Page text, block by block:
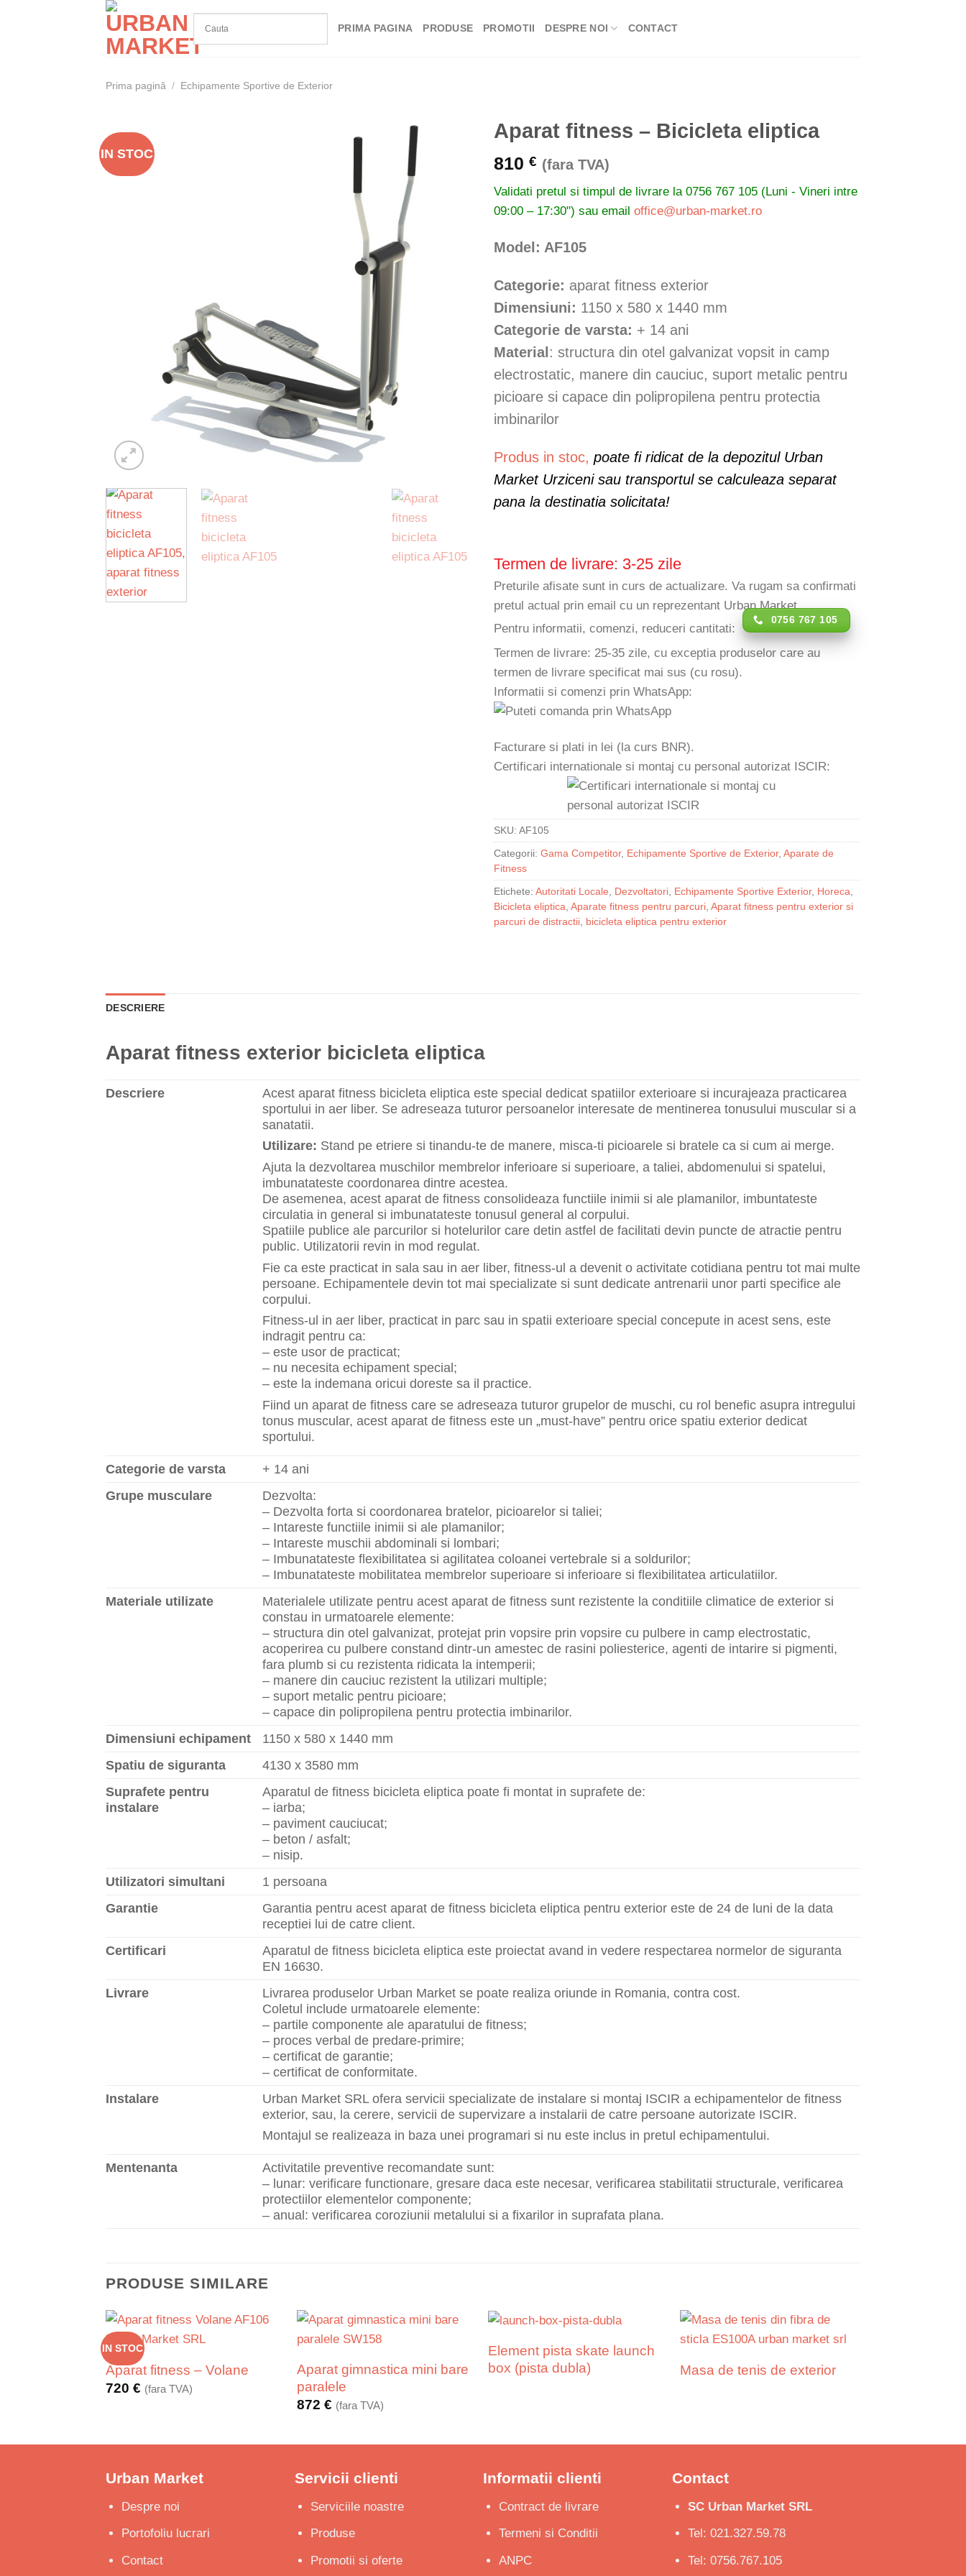
PRIMA PAGINA PRODUSE PROMOTII DESPRE NOI CONTACT
Prima pagină / Echipamente Sportive de Exterior
IN STOC
Aparat fitness – Bicicleta eliptica
810 € (fara TVA)
Validati pretul si timpul de livrare la 0756 767 105 (Luni - Vineri intre
09:00 – 17:30") sau email office@urban-market.ro
Model: AF105
Categorie: aparat fitness exterior
Dimensiuni: 1150 x 580 x 1440 mm
Categorie de varsta: + 14 ani
Material : structura din otel galvanizat vopsit in camp
electrostatic, manere din cauciuc, suport metalic pentru
picioare si capace din polipropilena pentru protectia
imbinarilor
Produs in stoc, poate fi ridicat de la depozitul Urban
Market Urziceni sau transportul se calculeaza separat
pana la destinatia solicitata!
Termen de livrare: 3-25 zile
Preturile afisate sunt in curs de actualizare. Va rugam sa confirmati
pretul actual prin email cu un reprezentant Urban Market.
Pentru informatii, comenzi, reduceri cantitati:
0756 767 105
Termen de livrare: 25-35 zile, cu exceptia produselor care au
termen de livrare specificat mai sus (cu rosu).
Informatii si comenzi prin WhatsApp:
Facturare si plati in lei (la curs BNR).
Certificari internationale si montaj cu personal autorizat ISCIR:
SKU: AF105
Categorii: Gama Competitor, Echipamente Sportive de Exterior, Aparate de
Fitness
Etichete: Autoritati Locale, Dezvoltatori, Echipamente Sportive Exterior, Horeca,
Bicicleta eliptica, Aparate fitness pentru parcuri, Aparat fitness pentru exterior si
parcuri de distractii, bicicleta eliptica pentru exterior
DESCRIERE
Aparat fitness exterior bicicleta eliptica
Descriere
Acest aparat fitness bicicleta eliptica este special dedicat spatiilor exterioare si incurajeaza practicarea
sportului in aer liber. Se adreseaza tuturor persoanelor interesate de mentinerea tonusului muscular si a
sanatatii.
Utilizare: Stand pe etriere si tinandu-te de manere, misca-ti picioarele si bratele ca si cum ai merge.
Ajuta la dezvoltarea muschilor membrelor inferioare si superioare, a taliei, abdomenului si spatelui,
imbunatateste coordonarea dintre acestea.
De asemenea, acest aparat de fitness consolideaza functiile inimii si ale plamanilor, imbuntateste
circulatia in general si imbunatateste tonusul general al corpului.
Spatiile publice ale parcurilor si hotelurilor care detin astfel de facilitati devin puncte de atractie pentru
public. Utilizatorii revin in mod regulat.
Fie ca este practicat in sala sau in aer liber, fitness-ul a devenit o activitate cotidiana pentru tot mai multe
persoane. Echipamentele devin tot mai specializate si sunt dedicate antrenarii unor parti specifice ale
corpului.
Fitness-ul in aer liber, practicat in parc sau in spatii exterioare special concepute in acest sens, este
indragit pentru ca:
– este usor de practicat;
– nu necesita echipament special;
– este la indemana oricui doreste sa il practice.
Fiind un aparat de fitness care se adreseaza tuturor grupelor de muschi, cu rol benefic asupra intregului
tonus muscular, acest aparat de fitness este un „must-have” pentru orice spatiu exterior dedicat
sportului.
Categorie de varsta
+ 14 ani
Grupe musculare
Dezvolta:
– Dezvolta forta si coordonarea bratelor, picioarelor si taliei;
– Intareste functiile inimii si ale plamanilor;
– Intareste muschii abdominali si lombari;
– Imbunatateste flexibilitatea si agilitatea coloanei vertebrale si a soldurilor;
– Imbunatateste mobilitatea membrelor superioare si inferioare si flexibilitatea articulatiilor.
Materiale utilizate
Materialele utilizate pentru acest aparat de fitness sunt rezistente la conditiile climatice de exterior si
constau in urmatoarele elemente:
– structura din otel galvanizat, protejat prin vopsire prin vopsire cu pulbere in camp electrostatic,
acoperirea cu pulbere constand dintr-un amestec de rasini poliesterice, agenti de intarire si pigmenti,
fara plumb si cu rezistenta ridicata la intemperii;
– manere din cauciuc rezistent la utilizari multiple;
– suport metalic pentru picioare;
– capace din polipropilena pentru protectia imbinarilor.
Dimensiuni echipament
1150 x 580 x 1440 mm
Spatiu de siguranta
4130 x 3580 mm
Suprafete pentru
instalare
Aparatul de fitness bicicleta eliptica poate fi montat in suprafete de:
– iarba;
– paviment cauciucat;
– beton / asfalt;
– nisip.
Utilizatori simultani
1 persoana
Garantie
Garantia pentru acest aparat de fitness bicicleta eliptica pentru exterior este de 24 de luni de la data
receptiei lui de catre client.
Certificari
Aparatul de fitness bicicleta eliptica este proiectat avand in vedere respectarea normelor de siguranta
EN 16630.
Livrare
Livrarea produselor Urban Market se poate realiza oriunde in Romania, contra cost.
Coletul include urmatoarele elemente:
– partile componente ale aparatului de fitness;
– proces verbal de predare-primire;
– certificat de garantie;
– certificat de conformitate.
Instalare
Urban Market SRL ofera servicii specializate de instalare si montaj ISCIR a echipamentelor de fitness
exterior, sau, la cerere, servicii de supervizare a instalarii de catre persoane autorizate ISCIR.
Montajul se realizeaza in baza unei programari si nu este inclus in pretul echipamentului.
Mentenanta
Activitatile preventive recomandate sunt:
– lunar: verificare functionare, gresare daca este necesar, verificarea stabilitatii structurale, verificarea
protectiilor elementelor componente;
– anual: verificarea coroziunii metalului si a fixarilor in suprafata plana.
PRODUSE SIMILARE
IN STOC
Aparat fitness – Volane
720 € (fara TVA)
Aparat gimnastica mini bare
paralele
872€ (fara TVA)
Element pista skate launch
box (pista dubla)
Masa de tenis de exterior
Urban Market
Despre noi
Portofoliu lucrari
Contact
Servicii clienti
Serviciile noastre
Produse
Promotii si oferte
Informatii clienti
Contract de livrare
Termeni si Conditii
ANPC
Contact
SC Urban Market SRL
Tel: 021.327.59.78
Tel: 0756.767.105